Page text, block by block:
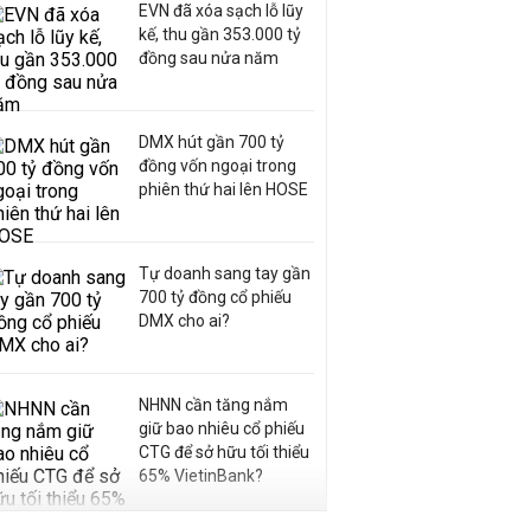
EVN đã xóa sạch lỗ lũy
kế, thu gần 353.000 tỷ
đồng sau nửa năm
DMX hút gần 700 tỷ
đồng vốn ngoại trong
phiên thứ hai lên HOSE
Tự doanh sang tay gần
700 tỷ đồng cổ phiếu
DMX cho ai?
NHNN cần tăng nắm
giữ bao nhiêu cổ phiếu
CTG để sở hữu tối thiểu
65% VietinBank?